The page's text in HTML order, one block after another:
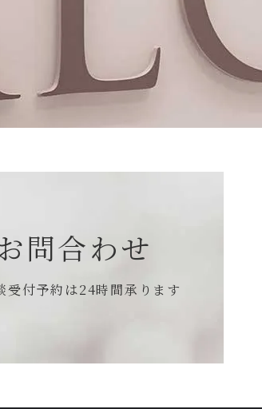
問合わせ
受付予約は24時間承ります